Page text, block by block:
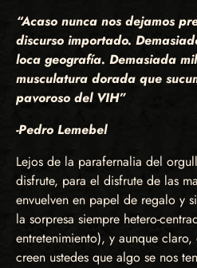
“Acaso nunca nos dejamos
discurso importado.
loca geografía. Demasiada
musculatura dorada que
pavoroso del VIH”
-Pedro Lemebel
Lejos de la parafernalia del
disfrute, para el disfrute de las
envuelven en papel de regalo y
la sorpresa siempre hetero-
entretenimiento), y aunque
creen ustedes que algo se nos